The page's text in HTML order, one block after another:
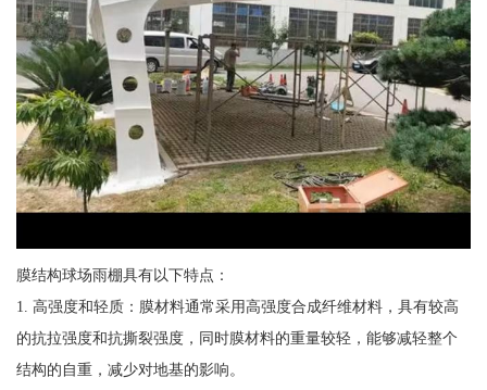
膜结构球场雨棚具有以下特点：
1. 高强度和轻质：膜材料通常采用高强度合成纤维材料，具有较高
的抗拉强度和抗撕裂强度，同时膜材料的重量较轻，能够减轻整个
结构的自重，减少对地基的影响。